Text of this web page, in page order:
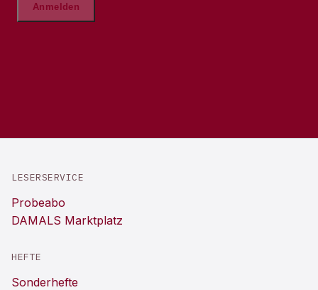
LESERSERVICE
Probeabo
DAMALS Marktplatz
HEFTE
Sonderhefte